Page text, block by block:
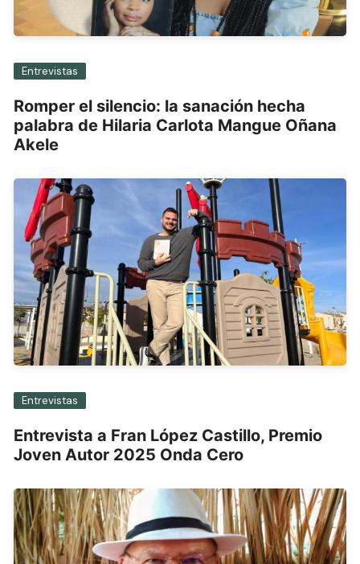
Entrevistas
Romper el silencio: la sanación hecha
palabra de Hilaria Carlota Mangue Oñana
Akele
Entrevistas
Entrevista a Fran López Castillo, Premio
Joven Autor 2025 Onda Cero